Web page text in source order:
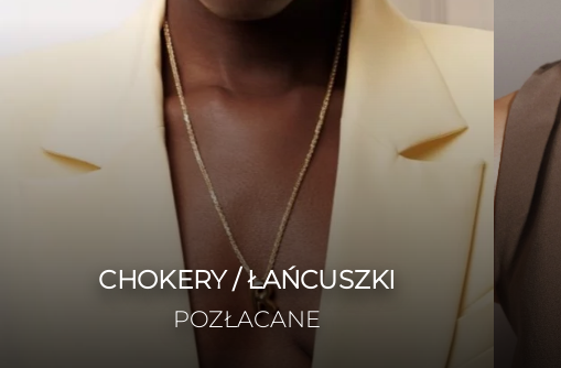
CHOKERY / ŁAŃCUSZKI
POZŁACANE